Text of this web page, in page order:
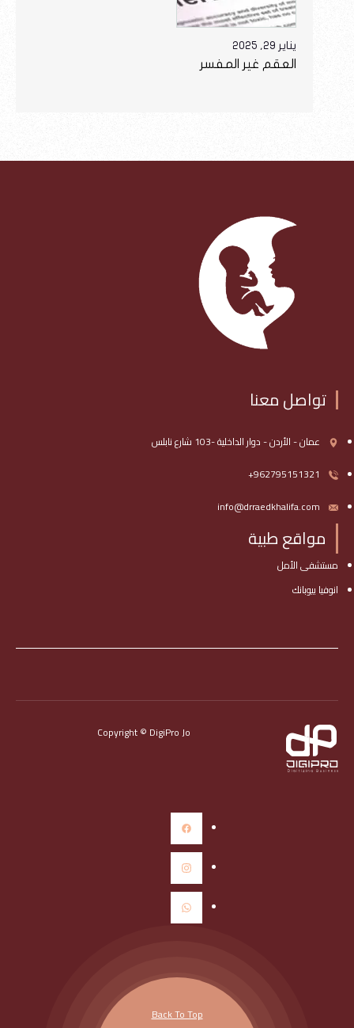
العقم غير المفسر
يناير 29, 2025
تواصل معنا
عمان - الأردن - دوار الداخلية -103 شارع نابلس
962795151321+
info@drraedkhalifa.com
مواقع طبية
مستشفى الأمل
انوفيا بيوبانك
Copyright © DigiPro Jo
Back To Top